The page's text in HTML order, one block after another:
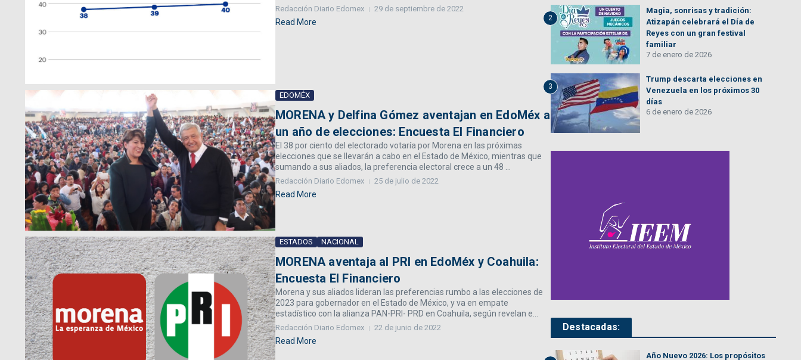
Redacción Diario Edomex 29 de septiembre de 2022
Read More
EDOMÉX
MORENA y Delfina Gómez aventajan en EdoMéx a
un año de elecciones: Encuesta El Financiero
El 38 por ciento del electorado votaría por Morena en las próximas
elecciones que se llevarán a cabo en el Estado de México, mientras que
sumando a sus aliados, la preferencia electoral crece a un 48 ...
Redacción Diario Edomex 25 de julio de 2022
Read More
ESTADOS NACIONAL
MORENA aventaja al PRI en EdoMéx y Coahuila:
Encuesta El Financiero
Morena y sus aliados lideran las preferencias rumbo a las elecciones de
2023 para gobernador en el Estado de México, y va en empate
estadístico con la alianza PAN-PRI- PRD en Coahuila, según revelan e...
Redacción Diario Edomex 22 de junio de 2022
Read More
2
Magia, sonrisas y tradición:
Atizapán celebrará el Día de
Reyes con un gran festival
familiar
7 de enero de 2026
3
Trump descarta elecciones en
Venezuela en los próximos 30
días
6 de enero de 2026
Destacadas:
Año Nuevo 2026: Los propósitos